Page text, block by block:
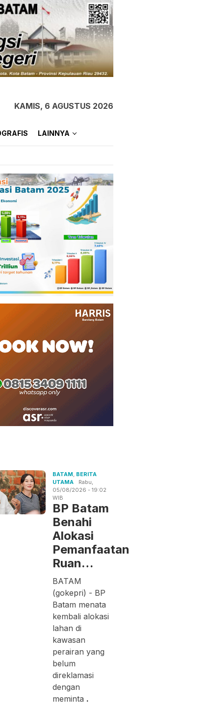
KAMIS, 6 AGUSTUS 2026
LAINNYA
BATAM BERITA
UTAMA
Rabu,
05/08/2026 - 19:02
WIB
BP Batam
Benahi
Alokasi
Pemanfaatan
Ruan…
BATAM
(gokepri) - BP
Batam menata
kembali alokasi
lahan di
kawasan
perairan yang
belum
direklamasi
dengan
meminta .